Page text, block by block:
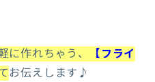
に作れちゃう、
【フライ
お伝えします♪